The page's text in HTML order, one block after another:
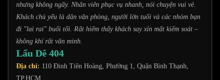
nhưng không ngấy. Nhân viên phục vụ nhanh, nói chuyện vui vẻ.
Khách chủ yếu là dân văn phòng, người lớn tuổi và các nhóm bạn
đi "lai rai" buổi tối. Rất hiếm thấy khách say xỉn mất kiểm soát –
không khí rất văn minh.
Lẩu Dê 404
Địa chỉ: 110 Đinh Tiên Hoàng, Phường 1, Quận Bình Thạnh,
TP.HCM